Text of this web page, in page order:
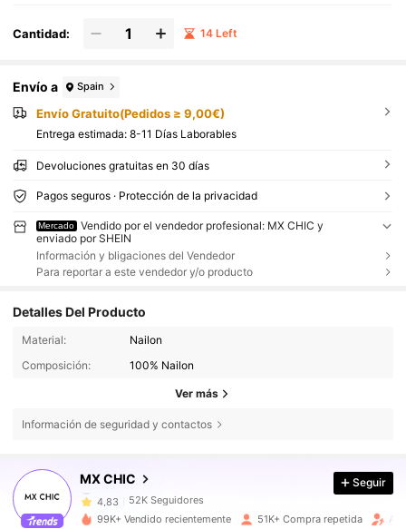
Cantidad: 14 Left
Envío a Spain
Envío Gratuito(Pedidos ≥ 9,00€)
Entrega estimada: 8-11 Días Laborables
Devoluciones gratuitas en 30 días
Pagos seguros · Protección de la privacidad
Mercado
Vendido por el vendedor profesional: MX CHIC y
enviado por SHEIN
Información y bligaciones del Vendedor
Para reportar a este vendedor y/o producto
Detalles Del Producto
Material:
Nailon
Composición:
100% Nailon
Ver más
Información de seguridad y contactos
MX CHIC
4,83 52K Seguidores
Seguir
99K+ Vendido recientemente 51K+ Compra repetida